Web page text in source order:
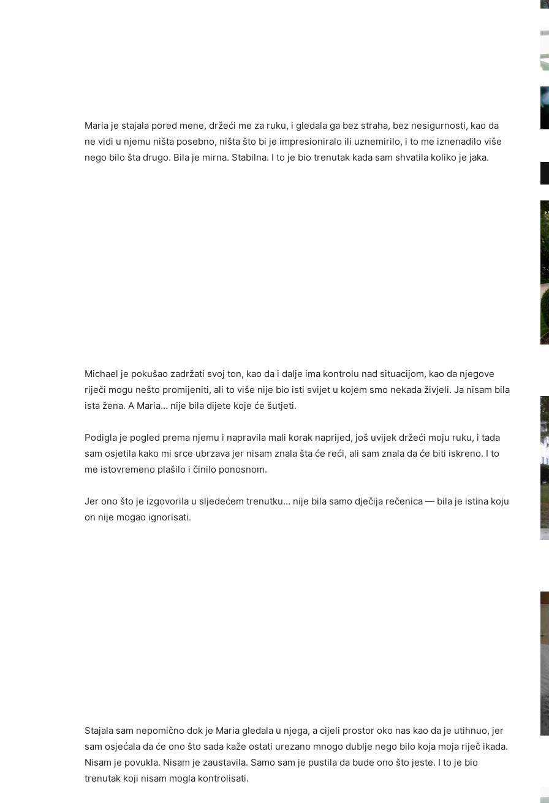
Maria je stajala pored mene, držeći me za ruku, i gledala ga bez straha, bez nesigurnosti, kao da
ne vidi u njemu ništa posebno, ništa što bi je impresioniralo ili uznemirilo, i to me iznenadilo više
nego bilo šta drugo. Bila je mirna. Stabilna. I to je bio trenutak kada sam shvatila koliko je jaka.
Michael je pokušao zadržati svoj ton, kao da i dalje ima kontrolu nad situacijom, kao da njegove
riječi mogu nešto promijeniti, ali to više nije bio isti svijet u kojem smo nekada živjeli. Ja nisam bila
ista žena. A Maria… nije bila dijete koje će šutjeti.
Podigla je pogled prema njemu i napravila mali korak naprijed, još uvijek držeći moju ruku, i tada
sam osjetila kako mi srce ubrzava jer nisam znala šta će reći, ali sam znala da će biti iskreno. I to
me istovremeno plašilo i činilo ponosnom.
Jer ono što je izgovorila u sljedećem trenutku… nije bila samo dječija rečenica — bila je istina koju
on nije mogao ignorisati.
Stajala sam nepomično dok je Maria gledala u njega, a cijeli prostor oko nas kao da je utihnuo, jer
sam osjećala da će ono što sada kaže ostati urezano mnogo dublje nego bilo koja moja riječ ikada.
Nisam je povukla. Nisam je zaustavila. Samo sam je pustila da bude ono što jeste. I to je bio
trenutak koji nisam mogla kontrolisati.